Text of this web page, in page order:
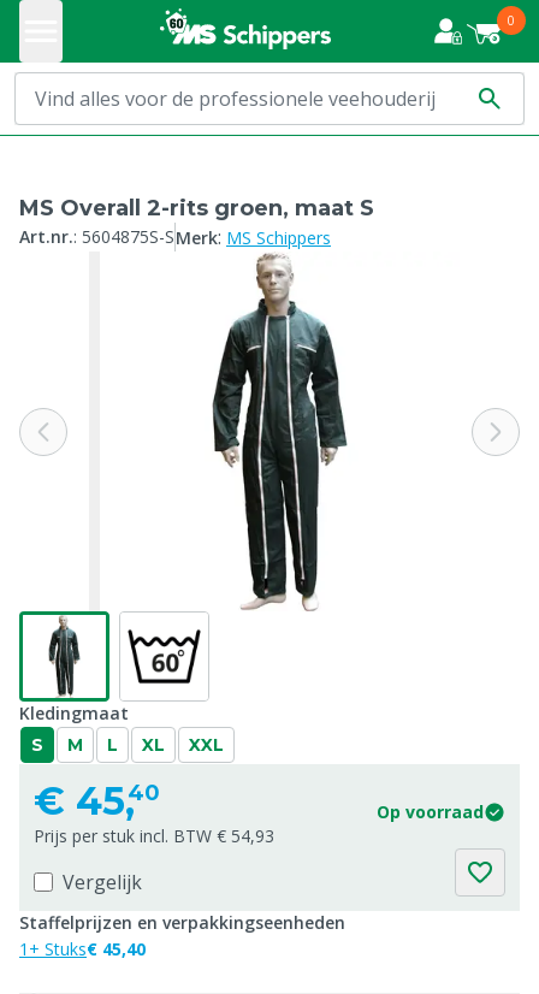
0
MS Overall 2-rits groen, maat S
Art.nr.: 5604875S-SMerk: MS Schippers
Kledingmaat
S M L XL XXL
€ 45,40
Op voorraad
Prijs per stuk incl. BTW € 54,93
Vergelijk
Staffelprijzen en verpakkingseenheden
1+ Stuks€ 45,40